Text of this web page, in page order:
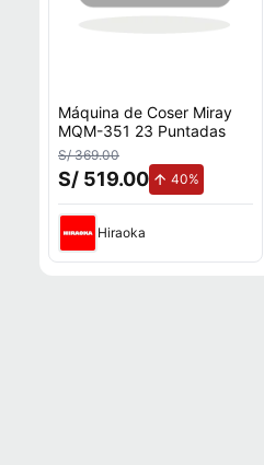
Máquina de Coser Miray
MQM-351 23 Puntadas
S/ 369.00
S/ 519.00 40%
Hiraoka